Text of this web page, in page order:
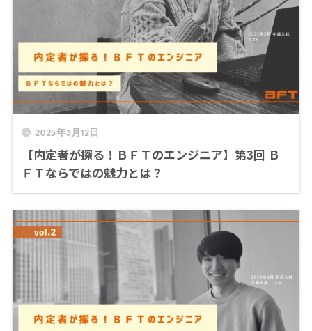
2025年3月12日
【内定者が探る！ＢＦＴのエンジニア】第3回 Ｂ
ＦＴならではの魅力とは？